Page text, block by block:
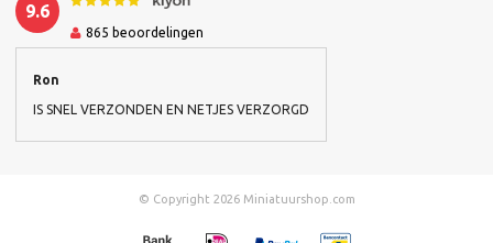
9.6
865 beoordelingen
Ron
IS SNEL VERZONDEN EN NETJES VERZORGD
© Copyright 2026 Miniatuurshop.com